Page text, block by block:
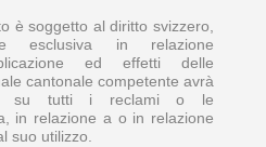
è soggetto al diritto svizzero,
esclusiva in relazione
ed effetti delle
cantonale competente avrà
su tutti i reclami o le
in relazione a o in relazione
suo utilizzo.